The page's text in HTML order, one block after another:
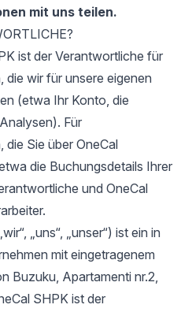
mit uns teilen.
ist der Verantwortliche für
wir für unsere eigenen
(etwa Ihr Konto, die
Für
Sie über OneCal
die Buchungsdetails Ihrer
und OneCal
„uns“, „unser“) ist ein in
mit eingetragenem
Buzuku, Apartamenti nr.2,
SHPK ist der